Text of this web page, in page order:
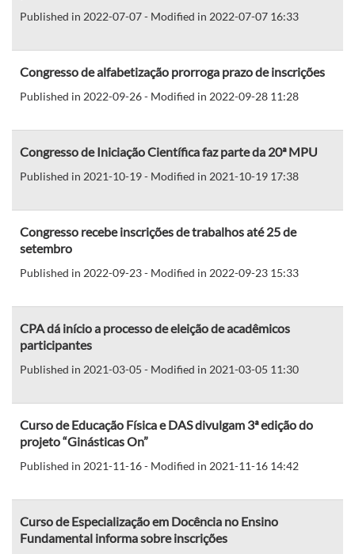
Published in 2022-07-07 - Modified in 2022-07-07 16:33
Congresso de alfabetização prorroga prazo de inscrições
Published in 2022-09-26 - Modified in 2022-09-28 11:28
Congresso de Iniciação Científica faz parte da 20ª MPU
Published in 2021-10-19 - Modified in 2021-10-19 17:38
Congresso recebe inscrições de trabalhos até 25 de
setembro
Published in 2022-09-23 - Modified in 2022-09-23 15:33
CPA dá início a processo de eleição de acadêmicos
participantes
Published in 2021-03-05 - Modified in 2021-03-05 11:30
Curso de Educação Física e DAS divulgam 3ª edição do
projeto “Ginásticas On”
Published in 2021-11-16 - Modified in 2021-11-16 14:42
Curso de Especialização em Docência no Ensino
Fundamental informa sobre inscrições